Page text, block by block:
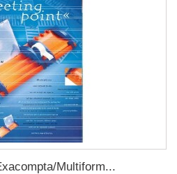
Multiform...